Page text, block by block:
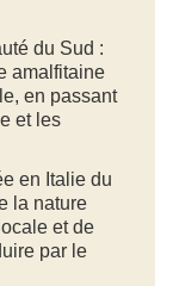
du Sud :
amalfitaine
en passant
et les
en Italie du
la nature
et de
par le